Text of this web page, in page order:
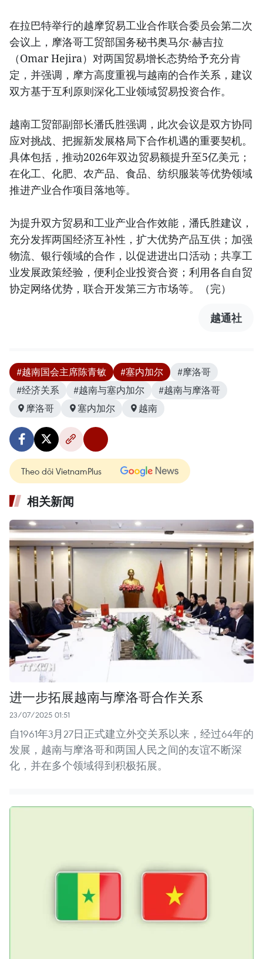
在拉巴特举行的越摩贸易工业合作联合委员会第二次
会议上，摩洛哥工贸部国务秘书奥马尔·赫吉拉
（Omar Hejira）对两国贸易增长态势给予充分肯
定，并强调，摩方高度重视与越南的合作关系，建议
双方基于互利原则深化工业领域贸易投资合作。
越南工贸部副部长潘氏胜强调，此次会议是双方协同
应对挑战、把握新发展格局下合作机遇的重要契机。
具体包括，推动2026年双边贸易额提升至5亿美元；
在化工、化肥、农产品、食品、纺织服装等优势领域
推进产业合作项目落地等。
为提升双方贸易和工业产业合作效能，潘氏胜建议，
充分发挥两国经济互补性，扩大优势产品互供；加强
物流、银行领域的合作，以促进进出口活动；共享工
业发展政策经验，便利企业投资合资；利用各自自贸
协定网络优势，联合开发第三方市场等。（完）
越通社
#越南国会主席陈青敏 #塞内加尔
#摩洛哥
#经济关系
#越南与塞内加尔
#越南与摩洛哥
摩洛哥
塞内加尔 越南
Theo dõi VietnamPlus
相关新闻
进一步拓展越南与摩洛哥合作关系
23/07/2025 01:51
自1961年3月27日正式建立外交关系以来，经过64年的
发展，越南与摩洛哥和两国人民之间的友谊不断深
化，并在多个领域得到积极拓展。